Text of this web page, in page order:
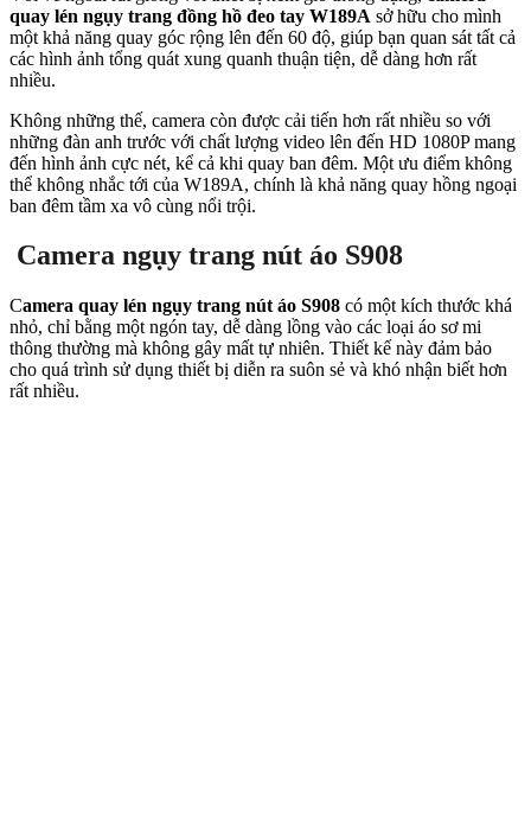
quay lén ngụy trang đồng hồ đeo tay W189A sở hữu cho mình
một khả năng quay góc rộng lên đến 60 độ, giúp bạn quan sát tất cả
các hình ảnh tổng quát xung quanh thuận tiện, dễ dàng hơn rất
nhiều.
Không những thế, camera còn được cải tiến hơn rất nhiều so với
những đàn anh trước với chất lượng video lên đến HD 1080P mang
đến hình ảnh cực nét, kể cả khi quay ban đêm. Một ưu điểm không
thể không nhắc tới của W189A, chính là khả năng quay hồng ngoại
ban đêm tầm xa vô cùng nổi trội.
Camera ngụy trang nút áo S908
Camera quay lén ngụy trang nút áo S908 có một kích thước khá
nhỏ, chỉ bằng một ngón tay, dễ dàng lồng vào các loại áo sơ mi
thông thường mà không gây mất tự nhiên. Thiết kế này đảm bảo
cho quá trình sử dụng thiết bị diễn ra suôn sẻ và khó nhận biết hơn
rất nhiều.